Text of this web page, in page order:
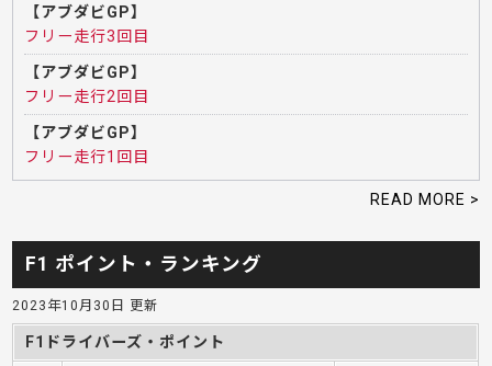
【アブダビGP】
フリー走行3回目
【アブダビGP】
フリー走行2回目
【アブダビGP】
フリー走行1回目
READ MORE >
F1 ポイント・ランキング
2023年10月30日 更新
F1ドライバーズ・ポイント